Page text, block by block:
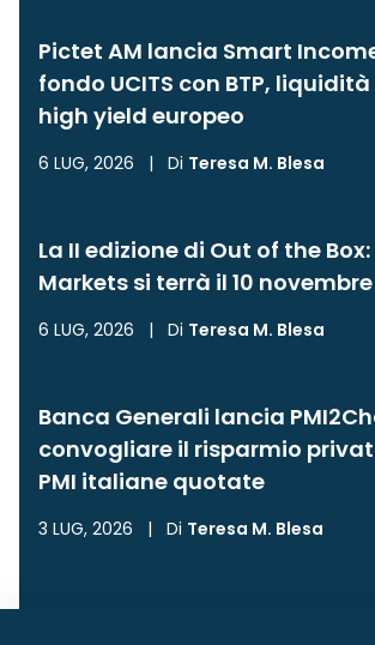
Pictet AM lancia Smart
fondo UCITS con BTP,
high yield europeo
6 LUG, 2026 | Di Teresa M. Blesa
La II edizione di Out of the
Markets si terrà il 10
6 LUG, 2026 | Di Teresa M. Blesa
Banca Generali lancia
convogliare il risparmio
PMI italiane quotate
3 LUG, 2026 | Di Teresa M. Blesa